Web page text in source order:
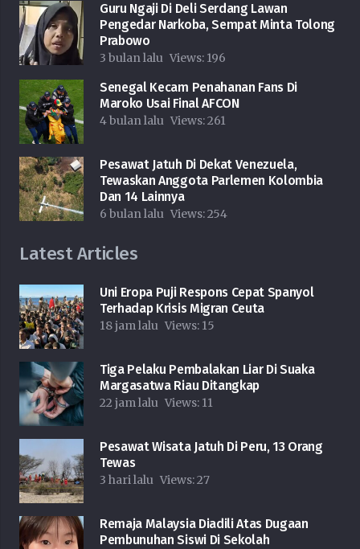
Guru Ngaji Di Deli Serdang Lawan
Pengedar Narkoba, Sempat Minta Tolong
Prabowo
3 bulan lalu Views: 196
Senegal Kecam Penahanan Fans Di
Maroko Usai Final AFCON
4 bulan lalu Views:261
Pesawat Jatuh Di Dekat Venezuela,
Tewaskan Anggota Parlemen Kolombia
Dan 14 Lainnya
6 bulan lalu Views:254
Latest Articles
Uni Eropa Puji Respons Cepat Spanyol
Terhadap Krisis Migran Ceuta
18 jam lalu Views: 15
Tiga Pelaku Pembalakan Liar Di Suaka
Margasatwa Riau Ditangkap
22 jam lalu Views: 11
Pesawat Wisata Jatuh Di Peru, 13 Orang
Tewas
3 hari lalu Views:27
Remaja Malaysia Diadili Atas Dugaan
Pembunuhan Siswi Di Sekolah